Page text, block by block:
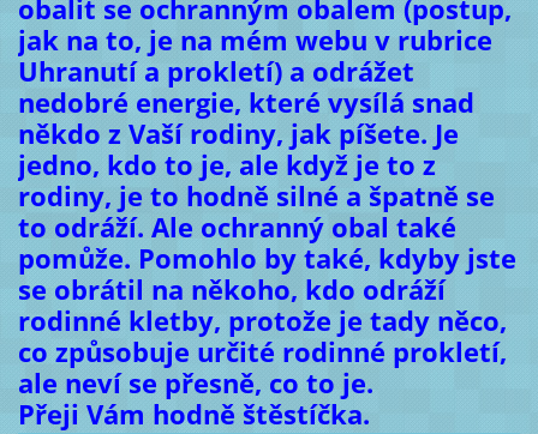
obalit se ochranným obalem (postup,
jak na to, je na mém webu v rubrice
Uhranutí a prokletí) a odrážet
nedobré energie, které vysílá snad
někdo z Vaší rodiny, jak píšete. Je
jedno, kdo to je, ale když je to z
rodiny, je to hodně silné a špatně se
to odráží. Ale ochranný obal také
pomůže. Pomohlo by také, kdyby jste
se obrátil na někoho, kdo odráží
rodinné kletby, protože je tady něco,
co způsobuje určité rodinné prokletí,
ale neví se přesně, co to je.
Přeji Vám hodně štěstíčka.